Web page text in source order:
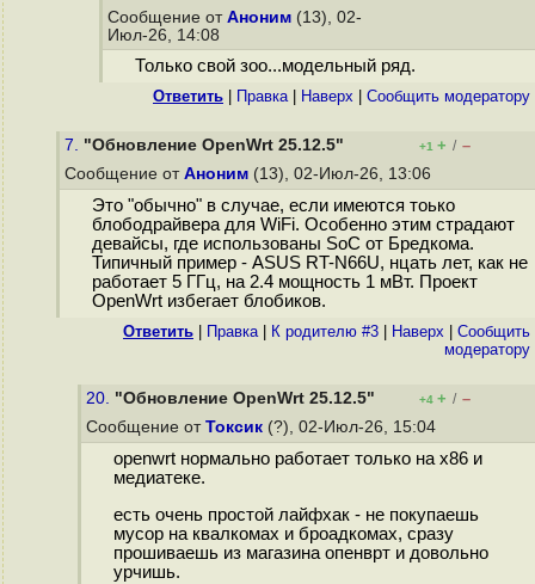
Сообщение от Аноним (13), 02-
Июл-26, 14:08
Только свой зоо...модельный ряд.
Ответить Правка| Наверх Cообщить модератору
7. "Обновление OpenWrt 25.12.5" +1 + / –
Сообщение от Аноним (13), 02-Июл-26, 13:06
Это "обычно" в случае, если имеются тоько
блободрайвера для WiFi. Особенно этим страдают
девайсы, где использованы SoC от Бредкома.
Типичный пример - ASUS RT-N66U, нцать лет, как не
работает 5 ГГц, на 2.4 мощность 1 мВт. Проект
OpenWrt избегает блобиков.
Ответить Правка| К родителю #3 Наверх
Cообщить
модератору
20. "Обновление OpenWrt 25.12.5" +4 + / –
Сообщение от Токсик (?), 02-Июл-26, 15:04
openwrt нормально работает только на x86 и
медиатеке.
есть очень простой лайфхак - не покупаешь
мусор на квалкомах и броадкомах, сразу
прошиваешь из магазина опенврт и довольно
урчишь.